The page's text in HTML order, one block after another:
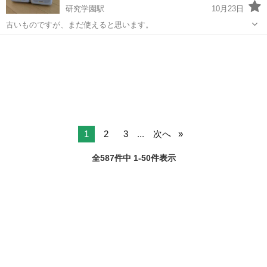
研究学園駅
10月23日
古いものですが、まだ使えると思います。
1 2 3 ... 次へ
全587件中 1-50件表示